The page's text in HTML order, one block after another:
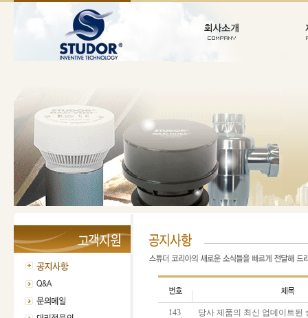
143 당사 제품의 최신 업데이트된